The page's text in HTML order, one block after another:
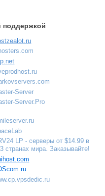
поддержкой
Server
Server.Pro
LP - серверы от $14.99 в
странах мира. Заказывайте!